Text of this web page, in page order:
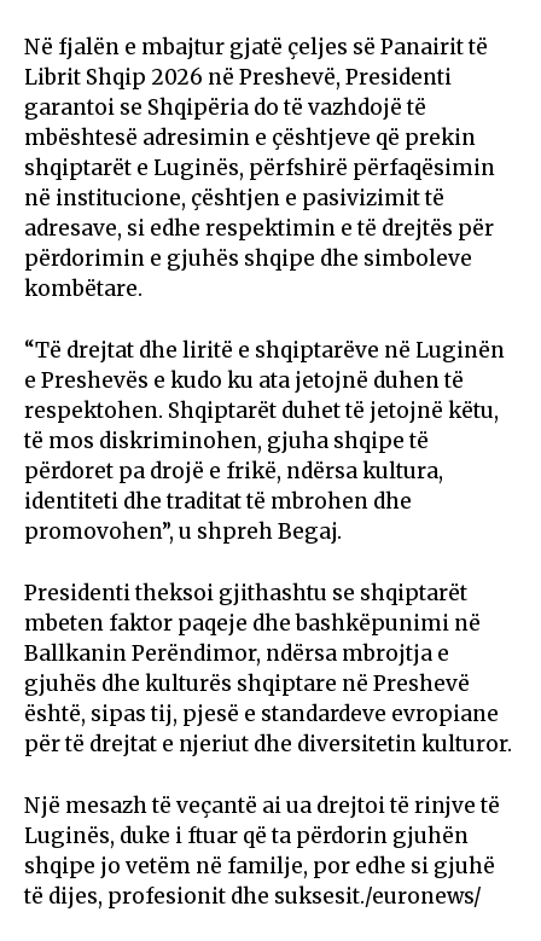
Në fjalën e mbajtur gjatë çeljes së Panairit të
Librit Shqip 2026 në Preshevë, Presidenti
garantoi se Shqipëria do të vazhdojë të
mbështesë adresimin e çështjeve që prekin
shqiptarët e Luginës, përfshirë përfaqësimin
në institucione, çështjen e pasivizimit të
adresave, si edhe respektimin e të drejtës për
përdorimin e gjuhës shqipe dhe simboleve
kombëtare.
“Të drejtat dhe liritë e shqiptarëve në Luginën
e Preshevës e kudo ku ata jetojnë duhen të
respektohen. Shqiptarët duhet të jetojnë këtu,
të mos diskriminohen, gjuha shqipe të
përdoret pa drojë e frikë, ndërsa kultura,
identiteti dhe traditat të mbrohen dhe
promovohen”, u shpreh Begaj.
Presidenti theksoi gjithashtu se shqiptarët
mbeten faktor paqeje dhe bashkëpunimi në
Ballkanin Perëndimor, ndërsa mbrojtja e
gjuhës dhe kulturës shqiptare në Preshevë
është, sipas tij, pjesë e standardeve evropiane
për të drejtat e njeriut dhe diversitetin kulturor.
Një mesazh të veçantë ai ua drejtoi të rinjve të
Luginës, duke i ftuar që ta përdorin gjuhën
shqipe jo vetëm në familje, por edhe si gjuhë
të dijes, profesionit dhe suksesit./euronews/